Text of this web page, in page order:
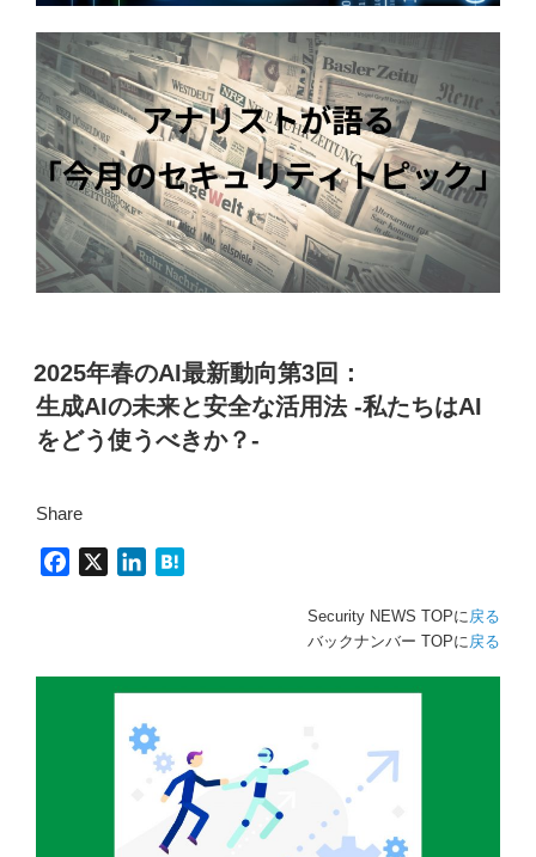
2025年春のAI最新動向第3回：
生成AIの未来と安全な活用法 -私たちはAI
をどう使うべきか？-
Share
b
e
I
n
n
Security NEWS TOPに 戻る
バックナンバー TOPに 戻る